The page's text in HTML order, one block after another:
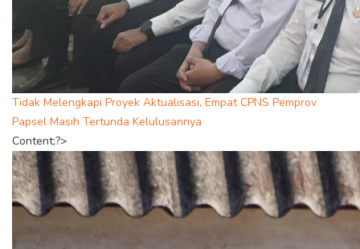
Tidak Melengkapi Proyek Aktualisasi, Empat CPNS Pemprov
Papsel Masih Tertunda Kelulusannya
Content;?>